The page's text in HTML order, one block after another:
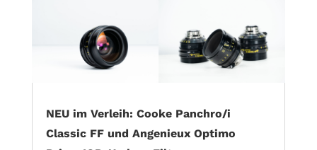
NEU im Verleih: Cooke Panchro/i
Classic FF und Angenieux Optimo